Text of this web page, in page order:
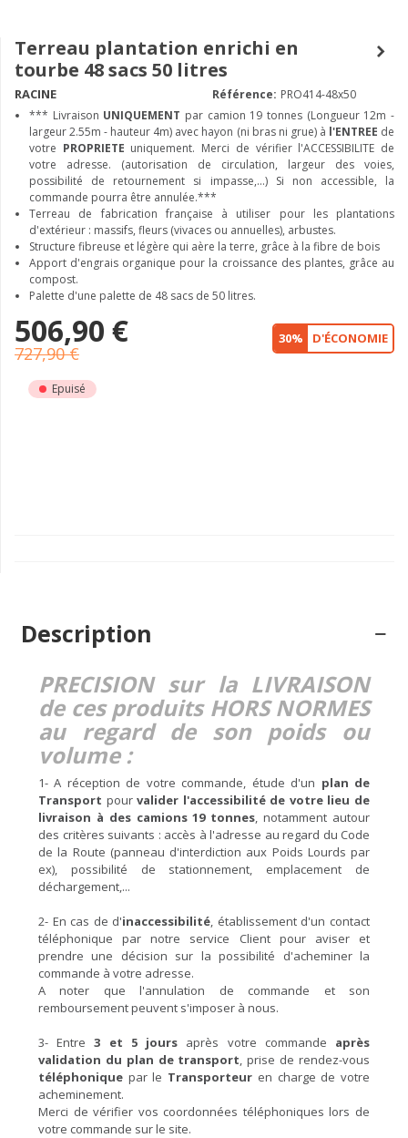
Terreau plantation enrichi en
tourbe 48 sacs 50 litres
RACINE Référence: PRO414-48x50
*** Livraison UNIQUEMENT par camion 19 tonnes (Longueur 12m -
largeur 2.55m - hauteur 4m) avec hayon (ni bras ni grue) à l'ENTREE de
votre PROPRIETE uniquement. Merci de vérifier l'ACCESSIBILITE de
votre adresse. (autorisation de circulation, largeur des voies,
possibilité de retournement si impasse,...) Si non accessible, la
commande pourra être annulée.***
Terreau de fabrication française à utiliser pour les plantations
d'extérieur : massifs, fleurs (vivaces ou annuelles), arbustes.
Structure fibreuse et légère qui aère la terre, grâce à la fibre de bois
Apport d'engrais organique pour la croissance des plantes, grâce au
compost.
Palette d'une palette de 48 sacs de 50 litres.
506,90 €
727,90 €
30% D'ÉCONOMIE
Epuisé
Description
PRECISION sur la LIVRAISON
de ces produits HORS NORMES
au regard de son poids ou
volume :
1- A réception de votre commande, étude d'un plan de
Transport pourvalider l'accessibilité de votre lieu de
livraison à des camions 19 tonnes, notamment autour
des critères suivants : accès à l'adresse au regard du Code
de la Route (panneau d'interdiction aux Poids Lourds par
ex), possibilité de stationnement, emplacement de
déchargement,...
2- En cas de d'inaccessibilité, établissement d'un contact
téléphonique par notre service Client pour aviser et
prendre une décision sur la possibilité d'acheminer la
commande à votre adresse.
A noter que l'annulation de commande et son
remboursement peuvent s'imposer à nous.
3- Entre3 et 5 jours après votre commande après
validation du plan de transport, prise de rendez-vous
téléphonique par le Transporteur en charge de votre
acheminement.
Merci de vérifier vos coordonnées téléphoniques lors de
votre commande sur le site.